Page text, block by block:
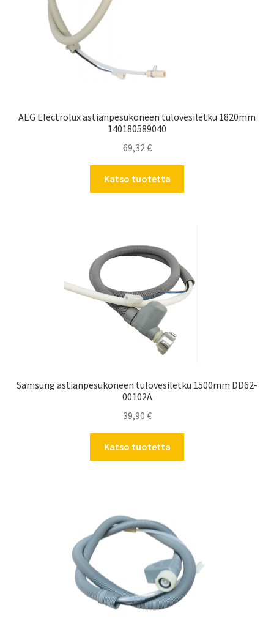
AEG Electrolux astianpesukoneen tulovesiletku 1820mm
140180589040
69,32 €
Katso tuotetta
Samsung astianpesukoneen tulovesiletku 1500mm DD62-
00102A
39,90 €
Katso tuotetta